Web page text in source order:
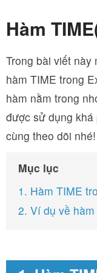
Hàm
Trong bài viết này
hàm TIME trong
hàm nằm trong
được sử dụng khá
cùng theo dõi nhé!
Mục lục
1. Hàm TIME
2. Ví dụ về